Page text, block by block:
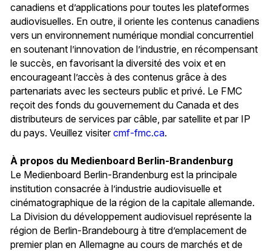
canadiens et d’applications pour toutes les plateformes
audiovisuelles. En outre, il oriente les contenus canadiens
vers un environnement numérique mondial concurrentiel
en soutenant l’innovation de l’industrie, en récompensant
le succès, en favorisant la diversité des voix et en
encourageant l’accès à des contenus grâce à des
partenariats avec les secteurs public et privé. Le FMC
reçoit des fonds du gouvernement du Canada et des
distributeurs de services par câble, par satellite et par IP
du pays. Veuillez visitercmf-fmc.ca.
À propos du Medienboard Berlin-Brandenburg
Le Medienboard Berlin-Brandenburg est la principale
institution consacrée à l’industrie audiovisuelle et
cinématographique de la région de la capitale allemande.
La Division du développement audiovisuel représente la
région de Berlin-Brandebourg à titre d’emplacement de
premier plan en Allemagne au cours de marchés et de